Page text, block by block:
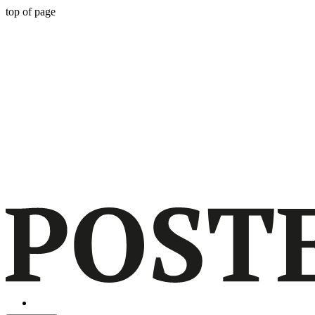
top of page